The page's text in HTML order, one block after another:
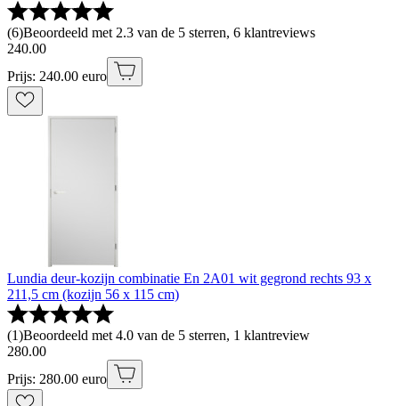
(6)Beoordeeld met 2.3 van de 5 sterren, 6 klantreviews
240.00
Prijs: 240.00 euro
Lundia deur-kozijn combinatie En 2A01 wit gegrond rechts 93 x
211,5 cm (kozijn 56 x 115 cm)
(1)Beoordeeld met 4.0 van de 5 sterren, 1 klantreview
280.00
Prijs: 280.00 euro